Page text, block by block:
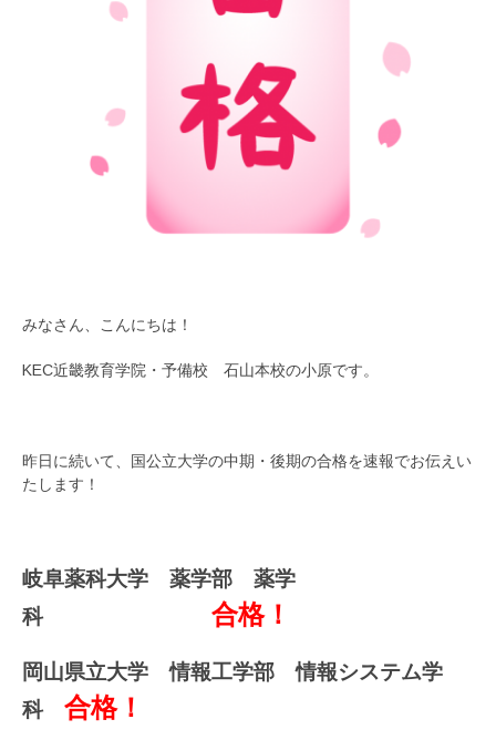
みなさん、こんにちは！
KEC近畿教育学院・予備校 石山本校の小原です。
昨日に続いて、国公立大学の中期・後期の合格を速報でお伝えい
たします！
岐阜薬科大学 薬学部 薬学
科 合格！
岡山県立大学 情報工学部 情報システム学
科 合格！